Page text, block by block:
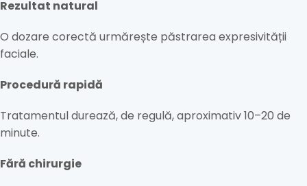
Rezultat natural
O dozare corectă urmărește păstrarea expresivității
faciale.
Procedură rapidă
Tratamentul durează, de regulă, aproximativ 10–20 de
minute.
Fără chirurgie